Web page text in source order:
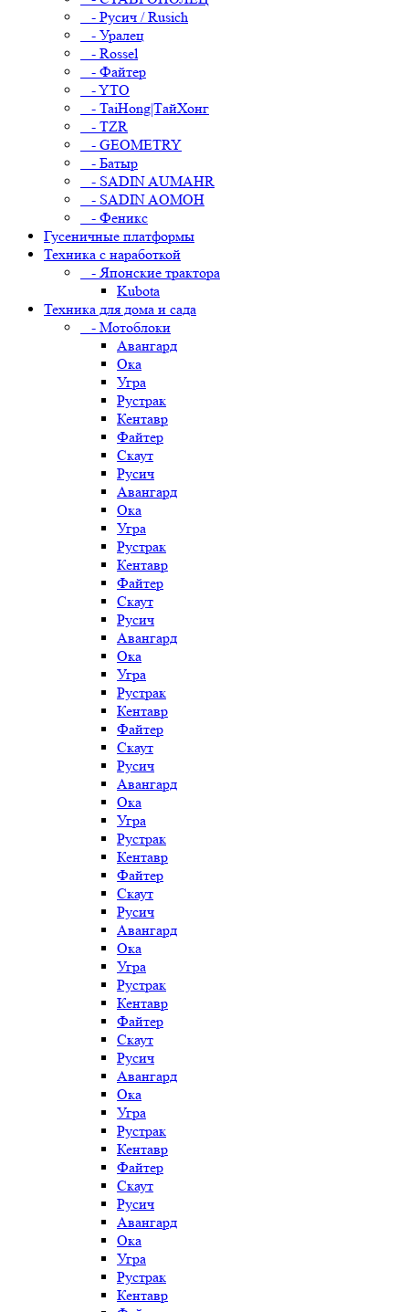
- Русич / Rusich
- Уралец
- Rossel
- Файтер
- YTO
- TaiHong|ТайХонг
- TZR
- GEOMETRY
- Батыр
- SADIN AUMAHR
- SADIN AOMOH
- Феникс
Гусеничные платформы
Техника с наработкой
- Японские трактора
Kubota
Техника для дома и сада
- Мотоблоки
Авангард
Ока
Угра
Рустрак
Кентавр
Файтер
Скаут
Русич
Авангард
Ока
Угра
Рустрак
Кентавр
Файтер
Скаут
Русич
Авангард
Ока
Угра
Рустрак
Кентавр
Файтер
Скаут
Русич
Авангард
Ока
Угра
Рустрак
Кентавр
Файтер
Скаут
Русич
Авангард
Ока
Угра
Рустрак
Кентавр
Файтер
Скаут
Русич
Авангард
Ока
Угра
Рустрак
Кентавр
Файтер
Скаут
Русич
Авангард
Ока
Угра
Рустрак
Кентавр